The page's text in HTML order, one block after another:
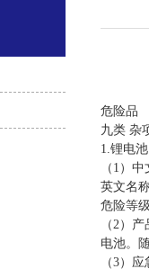
危险品
九类 杂
1.锂电
（1）
英文名
危险等
（2）
电池。
（3）